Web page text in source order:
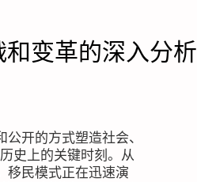
变革的深入分析
开的方式塑造社会、
史上的关键时刻。从
移民模式正在迅速演